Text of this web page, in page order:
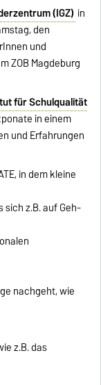
(IGZ) in
den
und
ZOB Magdeburg
für Schulqualität
in einem
und Erfahrungen
in dem kleine
sich z.B. auf Geh-
nachgeht, wie
z.B. das